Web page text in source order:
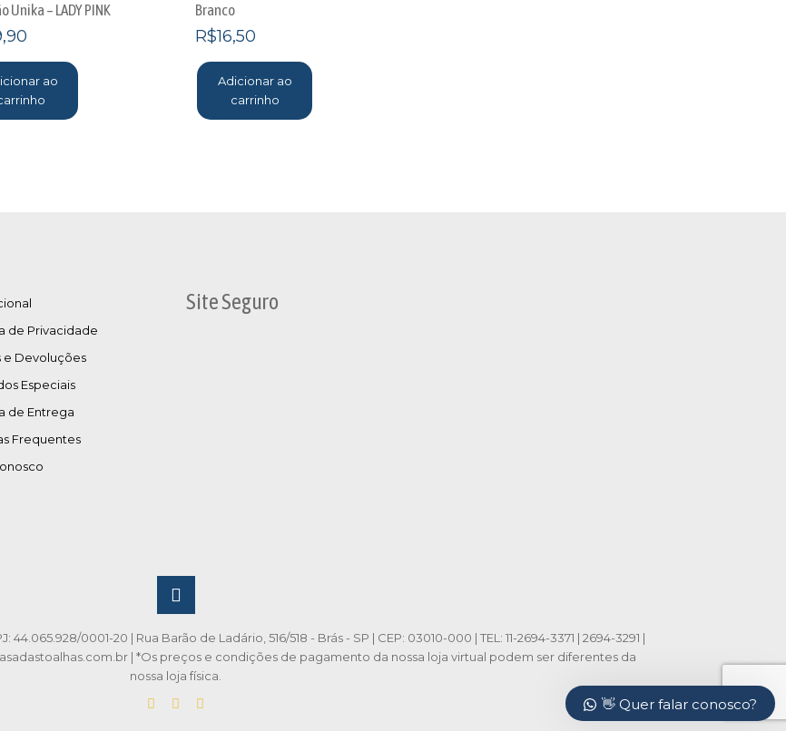
Unika – LADY PINK
ao
Branco
R$16,50
Adicionar ao
carrinho
de Privacidade
e Devoluções
Especiais
de Entrega
Frequentes
Site Seguro
0001-20 | Rua Barão de Ladário, 516/518 - Brás - SP | CEP: 03010-000 | TEL: 11-2694-3371 | 2694-3291 |
| *Os preços e condições de pagamento da nossa loja virtual podem ser diferentes da
nossa loja física.
👋 Quer falar conosco?